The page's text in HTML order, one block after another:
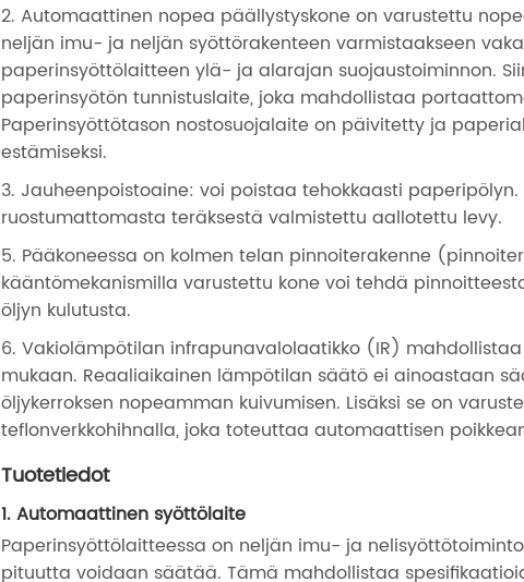
2. Automaattinen nopea päällystyskone on varustettu
neljän imu- ja neljän syöttörakenteen varmistaakseen
paperinsyöttölaitteen ylä- ja alarajan suojaustoiminnon.
paperinsyötön tunnistuslaite, joka mahdollistaa
Paperinsyöttötason nostosuojalaite on päivitetty ja
estämiseksi.
3. Jauheenpoistoaine: voi poistaa tehokkaasti
ruostumattomasta teräksestä valmistettu aallotettu levy.
5. Pääkoneessa on kolmen telan pinnoiterakenne
kääntömekanismilla varustettu kone voi tehdä
öljyn kulutusta.
6. Vakiolämpötilan infrapunavalolaatikko (IR)
mukaan. Reaaliaikainen lämpötilan säätö ei ainoastaan
öljykerroksen nopeamman kuivumisen. Lisäksi se on
teflonverkkohihnalla, joka toteuttaa automaattisen
Tuotetiedot
1. Automaattinen syöttölaite
Paperinsyöttölaitteessa on neljän imu- ja
pituutta voidaan säätää. Tämä mahdollistaa